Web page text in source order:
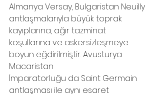
Almanya Versay, Bulgaristan Neuilly
antlaşmalarıyla büyük toprak
kayıplarına, ağır tazminat
koşullarına ve askersizleşmeye
boyun eğdirilmiştir. Avusturya
Macaristan
İmparatorluğu da Saint Germain
antlaşması ile aynı esaret